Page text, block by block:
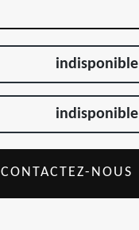
indisponible
indisponible
CONTACTEZ-NOUS